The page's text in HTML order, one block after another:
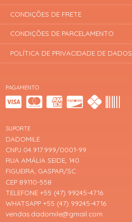
PAGAMENTO
SUPORTE
DADOMILE
CNPJ 04.917.999/0001-99
RUA AMÁLIA SEIDE, 140
FIGUEIRA, GASPAR/SC
CEP 89110-558
TELEFONE +55 (47) 99245-4716
WHATSAPP +55 (47) 99245-4716
vendas.dadomile@gmail.com
CONDIÇÕES DE FRETE
CONDIÇÕES DE PARCELAMENTO
POLÍTICA DE PRIVACIDADE DE DADOS